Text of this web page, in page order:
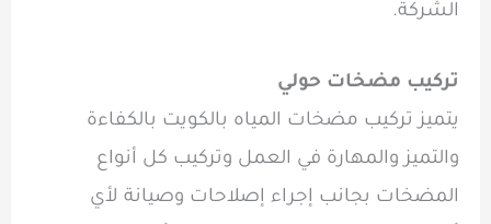
الشركة.
تركيب مضخات حولي
يتميز تركيب مضخات المياه بالكويت بالكفاءة
والتميز والمهارة في العمل وتركيب كل أنواع
المضخات بجانب إجراء إصلاحات وصيانة لأي